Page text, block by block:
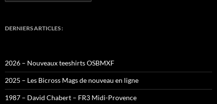
DERNIERS ARTICLES :
2026 – Nouveaux teeshirts OSBMXF
2025 – Les Bicross Mags de nouveau en ligne
1987 – David Chabert – FR3 Midi-Provence